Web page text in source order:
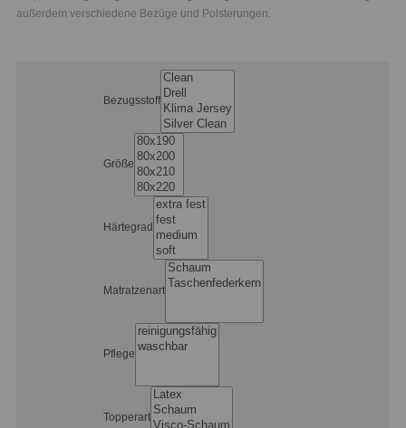
außerdem verschiedene Bezüge und Polsterungen.
Bezugsstoff
Größe
Härtegrad
Matratzenart
Pflege
Topperart